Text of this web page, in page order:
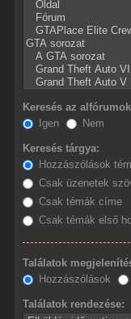
Keresés az
Igen
Nem
Keresés tárgya:
Hozzászólások
Csak üzenetek
Csak témák címe
Csak témák első
Találatok
Hozzászólások
Találatok rendezése: